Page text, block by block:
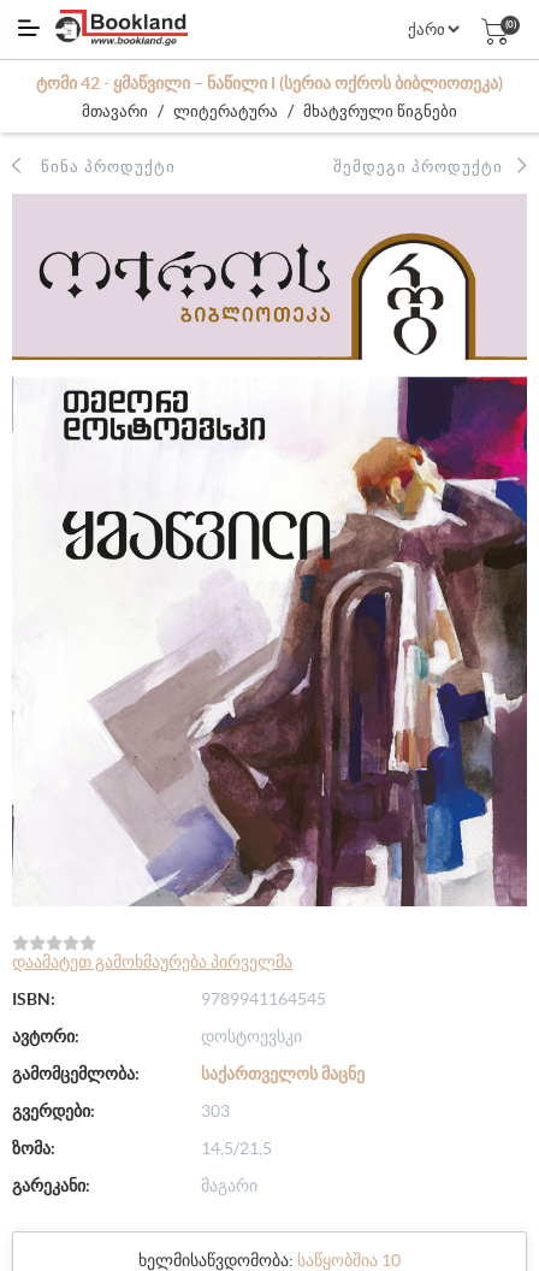
(0)
ᲢᲝᲛᲘ 42 - ᲧᲛᲐᲬᲕᲘᲚᲘ – ᲜᲐᲬᲘᲚᲘ I (ᲡᲔᲠᲘᲐ ᲝᲥᲠᲝᲡ ᲑᲘᲑᲚᲘᲝᲗᲔᲙᲐ)
მთავარი / ლიტერატურა / მხატვრული წიგნები
ᲬᲘᲜᲐ ᲞᲠᲝᲓᲣᲥᲢᲘ ᲨᲔᲛᲓᲔᲒᲘ ᲞᲠᲝᲓᲣᲥᲢᲘ
დაამატეთ გამოხმაურება პირველმა
ISBN:
9789941164545
ავტორი:
დოსტოევსკი
გამომცემლობა:
ᲡᲐᲥᲐᲠᲗᲕᲔᲚᲝᲡ ᲛᲐᲪᲜᲔ
გვერდები:
303
ზომა:
14,5/21,5
გარეკანი:
მაგარი
ხელმისაწვდომობა: საწყობშია 10